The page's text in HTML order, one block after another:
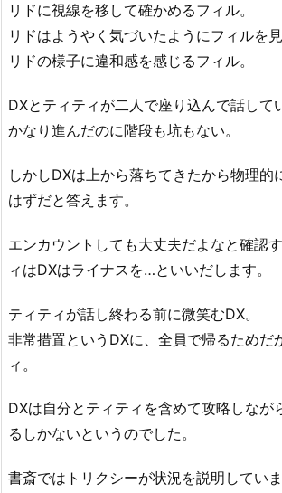
リドに視線を移して確かめるフィル。
リドはようやく気づいたようにフィルを見
リドの様子に違和感を感じるフィル。
DXとティティが二人で座り込んで話して
かなり進んだのに階段も坑もない。
しかしDXは上から落ちてきたから物理的
はずだと答えます。
エンカウントしても大丈夫だよなと確認
ィはDXはライナスを…といいだします。
ティティが話し終わる前に微笑むDX。
非常措置というDXに、全員で帰るためだ
ィ。
DXは自分とティティを含めて攻略しなが
るしかないというのでした。
書斎ではトリクシーが状況を説明していま